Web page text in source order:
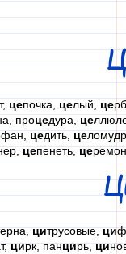
цепочка, целый, це
процедура, це
цедить,це
цепенеть,це
цитрусовые,ци
цирк, панцирь,ци